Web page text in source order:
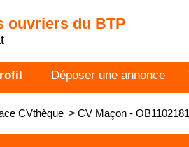
ouvriers du BTP
Déposer une annonce
CVthèque > CV Maçon -